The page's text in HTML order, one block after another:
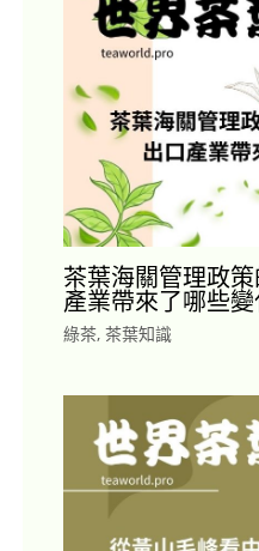
茶葉海關管理政
產業帶來了哪些變
綠茶, 茶葉知識